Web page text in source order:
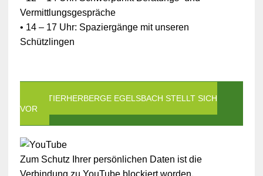
Vermittlungsgespräche
• 14 – 17 Uhr: Spaziergänge mit unseren
Schützlingen
DIE TIERHERBERGE EGELSBACH STELLT SICH
VOR
Zum Schutz Ihrer persönlichen Daten ist die
Verbindung zu YouTube blockiert worden.